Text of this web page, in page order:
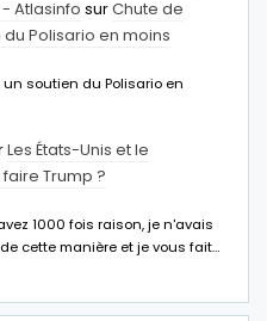
Atlasinfo surChute de
Polisario en moins
soutien du Polisario en
Les États-Unis et le
Trump ?
1000 fois raison, je n'avais
cette manière et je vous fait…